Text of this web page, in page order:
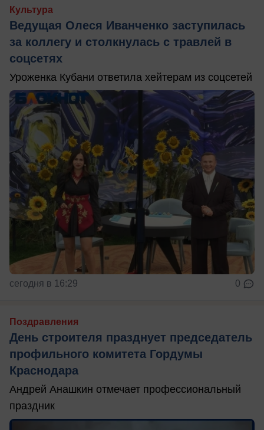
Культура
Ведущая Олеся Иванченко заступилась
за коллегу и столкнулась с травлей в
соцсетях
Уроженка Кубани ответила хейтерам из соцсетей
сегодня в 16:29 0
Поздравления
День строителя празднует председатель
профильного комитета Гордумы
Краснодара
Андрей Анашкин отмечает профессиональный
праздник